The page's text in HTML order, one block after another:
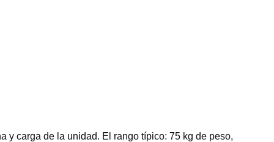
y carga de la unidad. El rango típico: 75 kg de peso,